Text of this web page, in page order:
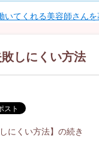
いてくれる美容師さん
敗しにくい方
にくい方法】の続き